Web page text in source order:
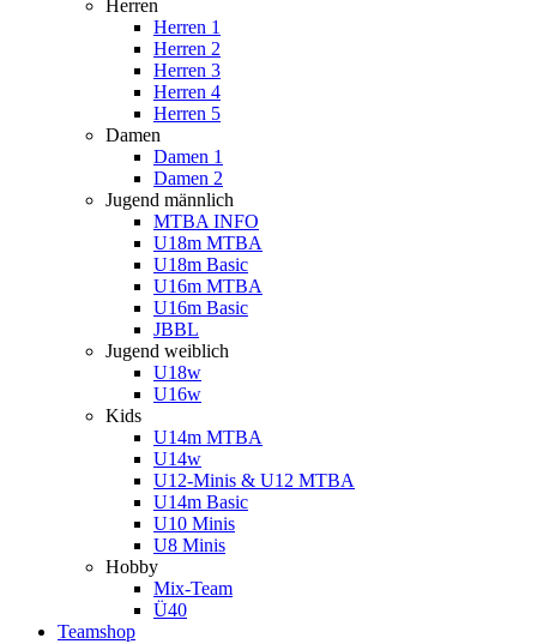
Herren
Herren 1
Herren 2
Herren 3
Herren 4
Herren 5
Damen
Damen 1
Damen 2
Jugend männlich
MTBA INFO
U18m MTBA
U18m Basic
U16m MTBA
U16m Basic
JBBL
Jugend weiblich
U18w
U16w
Kids
U14m MTBA
U14w
U12-Minis & U12 MTBA
U14m Basic
U10 Minis
U8 Minis
Hobby
Mix-Team
Ü40
Teamshop